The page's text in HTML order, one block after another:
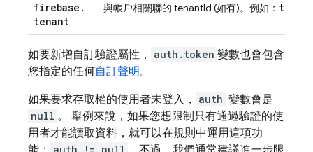
firebase .
tenant
與帳戶相關聯的 tenantId (如有)。例如：
如要新增自訂驗證屬性， auth.token 變數也會包含
您指定的任何自訂聲明。
如果要求存取權的使用者未登入，
auth 變數會是
null 。 舉例來說，如果您想限制只有通過驗證的使
用者才能讀取資料，就可以在規則中運用這項功